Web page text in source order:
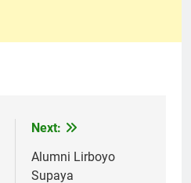
Next:
Alumni Lirboyo
Supaya